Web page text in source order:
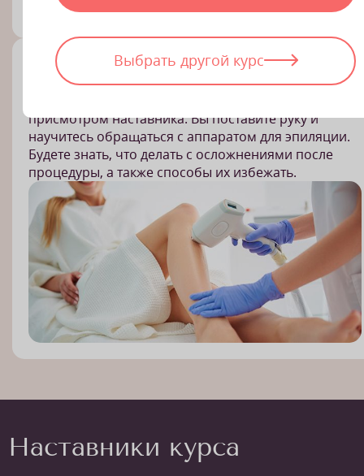
Отработка на практике 4 ак.часа
присмотром наставника. Вы поставите руку и
научитесь обращаться с аппаратом для эпиляции.
Будете знать, что делать с осложнениями после
процедуры, а также способы их избежать.
Наставники курса
Выбрать другой курс